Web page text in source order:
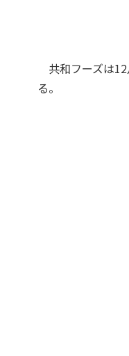
共和フーズは
る。